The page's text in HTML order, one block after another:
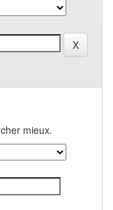
mieux.